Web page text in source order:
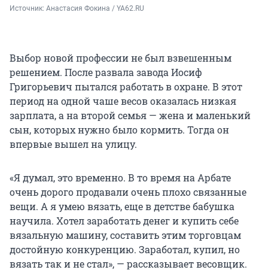
Источник: Анастасия Фокина / YA62.RU
Выбор новой профессии не был взвешенным
решением. После развала завода Иосиф
Григорьевич пытался работать в охране. В этот
период на одной чаше весов оказалась низкая
зарплата, а на второй семья — жена и маленький
сын, которых нужно было кормить. Тогда он
впервые вышел на улицу.
«Я думал, это временно. В то время на Арбате
очень дорого продавали очень плохо связанные
вещи. А я умею вязать, еще в детстве бабушка
научила. Хотел заработать денег и купить себе
вязальную машину, составить этим торговцам
достойную конкуренцию. Заработал, купил, но
вязать так и не стал», — рассказывает весовщик.